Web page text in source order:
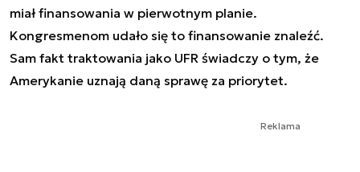
miał finansowania w pierwotnym planie.
Kongresmenom udało się to finansowanie znaleźć.
Sam fakt traktowania jako UFR świadczy o tym, że
Amerykanie uznają daną sprawę za priorytet.
Reklama